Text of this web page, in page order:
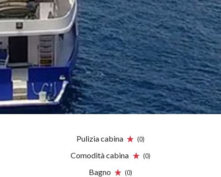
Pulizia cabina (0)
Comodità cabina (0)
Bagno (0)